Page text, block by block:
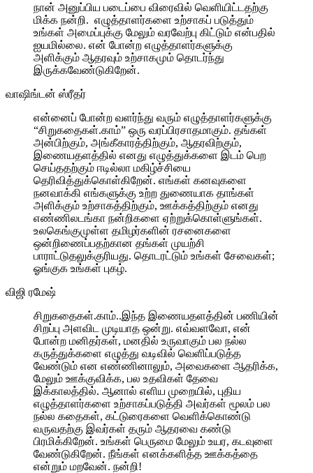
நான் அனுப்பிய படைப்பை விரைவில் வெளியிட்டதற்கு
மிக்க நன்றி. எழுத்தாளர்களை உற்சாகப் படுத்தும்
உங்கள் அமைப்புக்கு மேலும் வரவேற்பு கிட்டும் என்பதில்
ஐயமில்லை. என் போன்ற எழுத்தாளர்களுக்கு
அளிக்கும் ஆதரவும் உற்சாகமும் தொடர்ந்து
இருக்கவேண்டுகிறேன்.
வாஷிங்டன் ஸ்ரீதர்
என்னைப் போன்ற வளர்ந்து வரும் எழுத்தாளர்களுக்கு
“சிறுகதைகள்.காம்” ஒரு வரப்பிரசாதமாகும். தங்கள்
அன்பிற்கும், அங்கீகாரத்திற்கும், ஆதரவிற்கும்,
இணையதளத்தில் எனது எழுத்துக்களை இடம் பெற
செய்ததற்கும் ஈடில்லா மகிழ்ச்சியை
தெரிவித்துக்கொள்கிறேன். எங்கள் கனவுகளை
நனவாக்கி எங்களுக்கு உற்ற துணையாக தாங்கள்
அளிக்கும் உற்சாகத்திற்கும், ஊக்கத்திற்கும் எனது
எண்ணிலடங்கா நன்றிகளை ஏற்றுக்கொள்ளுங்கள்.
உலகெங்குமுள்ள தமிழர்களின் ரசனைகளை
ஒன்றிணைப்பதற்கான தங்கள் முயற்சி
பாராட்டுதலுக்குரியது. தொடரட்டும் உங்கள் சேவைகள்;
ஓங்குக உங்கள் புகழ்.
விஜி ரமேஷ்
சிறுகதைகள்.காம்..இந்த இணையதளத்தின் பணியின்
சிறப்பு அளவிட முடியாத ஒன்று. எவ்வளவோ, என்
போன்ற மனிதர்கள், மனதில் உருவாகும் பல நல்ல
கருத்துக்களை எழுத்து வடிவில் வெளிப்படுத்த
வேண்டும் என எண்ணினாலும், அவைகளை ஆதரிக்க,
மேலும் ஊக்குவிக்க, பல உதவிகள் தேவை
இக்காலத்தில். ஆனால் எளிய முறையில், புதிய
எழுத்தாளர்களை உற்சாகப்படுத்தி அவர்கள் மூலம் பல
நல்ல கதைகள், கட்டுரைகளை வெளிக்கொண்டு
வருவதற்கு இவர்கள் தரும் ஆதரவை கண்டு
பிரமிக்கிறேன். உங்கள் பெருமை மேலும் உயர, கடவுளை
வேண்டுகிறேன். நீங்கள் எனக்களித்த ஊக்கத்தை
என்றும் மறவேன். நன்றி!